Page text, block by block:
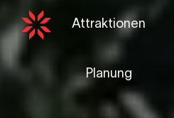
Attraktionen
Planung